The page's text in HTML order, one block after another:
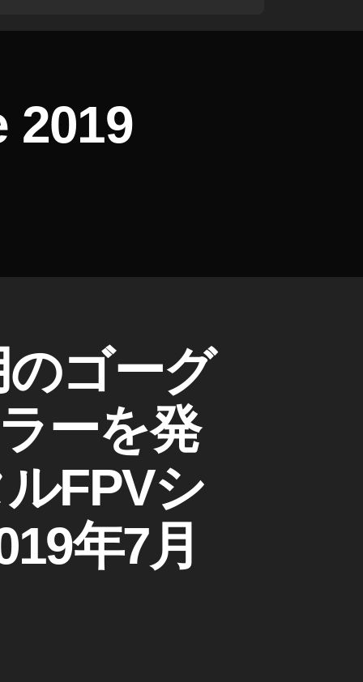
2019
ゴーグ
ーを発
FPVシ
年7月